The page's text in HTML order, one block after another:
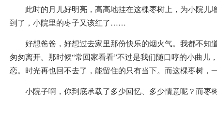
此时的月儿好明亮，高高地挂在这棵枣树上，为小院儿
到了，小院里的枣子又该红了……
好想爸爸，好想过去家里那份快乐的烟火气。我都不知
匆匆离开。那时候“常回家看看”不过是我们随口哼的小曲
恋。时光再也回不去了，能留住的只有当下。而这棵枣树，
小院子啊，你到底承载了多少回忆、多少情意呢？而枣